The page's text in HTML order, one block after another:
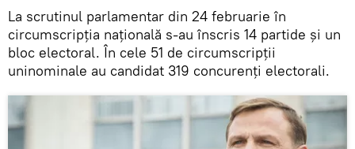
La scrutinul parlamentar din 24 februarie în
circumscripția națională s-au înscris 14 partide și un
bloc electoral. În cele 51 de circumscripții
uninominale au candidat 319 concurenți electorali.